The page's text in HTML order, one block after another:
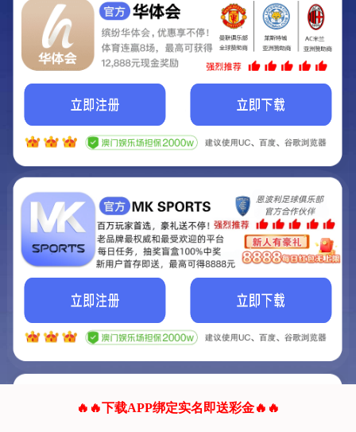
Hey Guys!
我们即将上线啦...
我们的网站正在建设.
它将是非常棒的网站.
联系我们!